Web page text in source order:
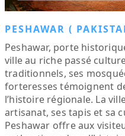
PESHAWAR (
Peshawar, porte
ville au riche passé
traditionnels, ses
forteresses témoignent
l’histoire régionale. La
artisanat, ses tapis et sa
Peshawar offre aux